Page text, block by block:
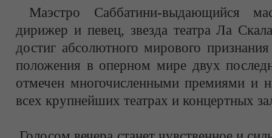
Маэстро Саббатини-выдающийся
дирижер и певец, звезда театра Ла
достиг абсолютного мирового
положения в оперном мире двух
отмечен многочисленными премиями и
всех крупнейших театрах и концертных